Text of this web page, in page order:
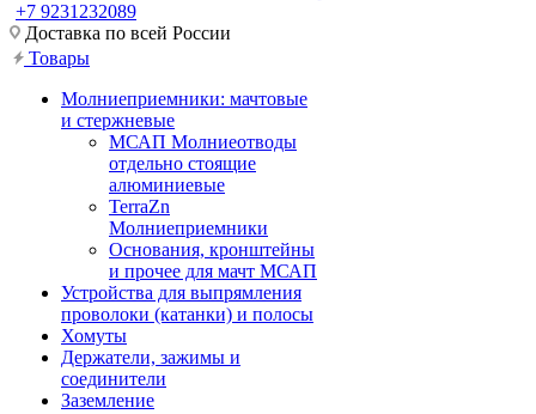
+7 9231232089
Доставка по всей России
Товары
Молниеприемники: мачтовые
и стержневые
МСАП Молниеотводы
отдельно стоящие
алюминиевые
TerraZn
Молниеприемники
Основания, кронштейны
и прочее для мачт МСАП
Устройства для выпрямления
проволоки (катанки) и полосы
Хомуты
Держатели, зажимы и
соединители
Заземление